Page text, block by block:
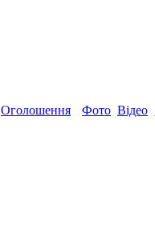
Оголошення Фото Відео